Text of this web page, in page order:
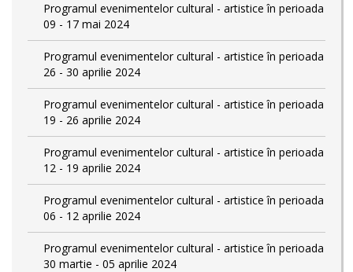
Programul evenimentelor cultural - artistice în perioada
09 - 17 mai 2024
Programul evenimentelor cultural - artistice în perioada
26 - 30 aprilie 2024
Programul evenimentelor cultural - artistice în perioada
19 - 26 aprilie 2024
Programul evenimentelor cultural - artistice în perioada
12 - 19 aprilie 2024
Programul evenimentelor cultural - artistice în perioada
06 - 12 aprilie 2024
Programul evenimentelor cultural - artistice în perioada
30 martie - 05 aprilie 2024